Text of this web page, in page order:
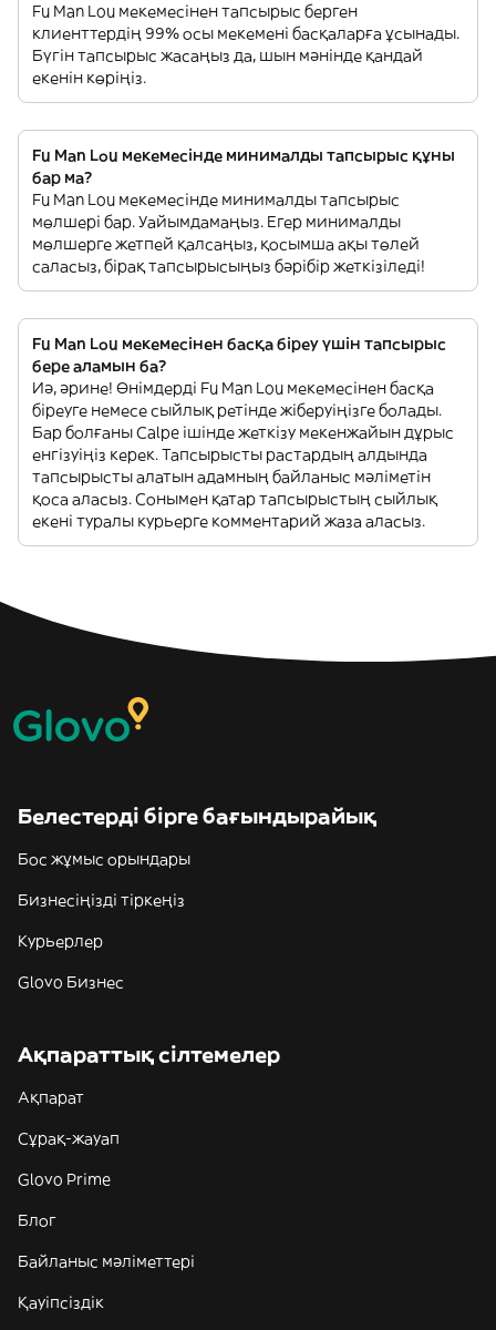
Fu Man Lou мекемесінен тапсырыс берген
клиенттердің 99% осы мекемені басқаларға ұсынады.
Бүгін тапсырыс жасаңыз да, шын мәнінде қандай
екенін көріңіз.
Fu Man Lou мекемесінде минималды тапсырыс құны
бар ма?
Fu Man Lou мекемесінде минималды тапсырыс
мөлшері бар. Уайымдамаңыз. Егер минималды
мөлшерге жетпей қалсаңыз, қосымша ақы төлей
саласыз, бірақ тапсырысыңыз бәрібір жеткізіледі!
Fu Man Lou мекемесінен басқа біреу үшін тапсырыс
бере аламын ба?
Иә, әрине! Өнімдерді Fu Man Lou мекемесінен басқа
біреуге немесе сыйлық ретінде жіберуіңізге болады.
Бар болғаны Calpe ішінде жеткізу мекенжайын дұрыс
енгізуіңіз керек. Тапсырысты растардың алдында
тапсырысты алатын адамның байланыс мәліметін
қоса аласыз. Сонымен қатар тапсырыстың сыйлық
екені туралы курьерге комментарий жаза аласыз.
Белестерді бірге бағындырайық
Бос жұмыс орындары
Бизнесіңізді тіркеңіз
Курьерлер
Glovo Бизнес
Ақпараттық сілтемелер
Ақпарат
Сұрақ-жауап
Glovo Prime
Блог
Байланыс мәліметтері
Қауіпсіздік